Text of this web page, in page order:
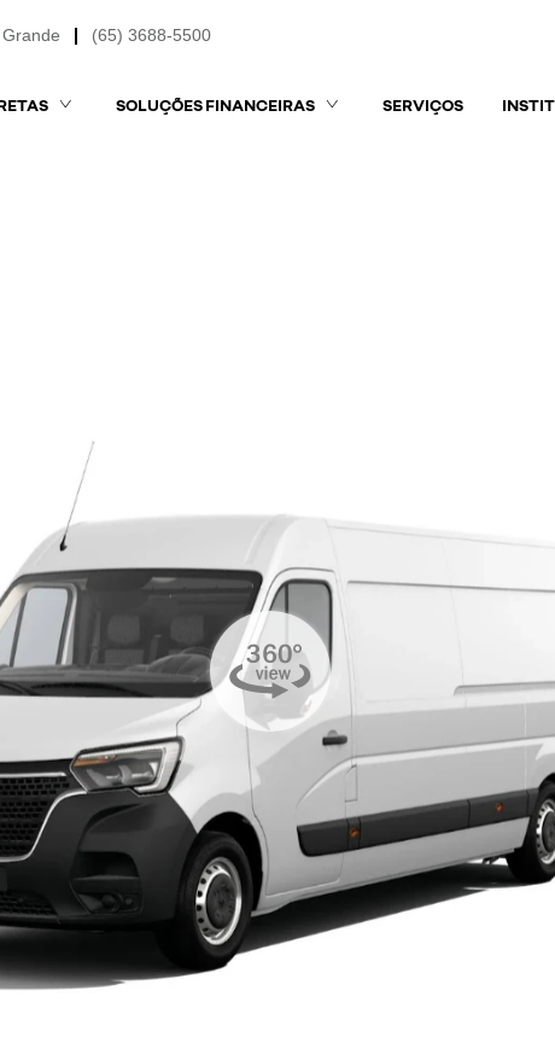
(65) 3688-5500
SOLUÇÕES FINANCEIRAS SERVIÇOS